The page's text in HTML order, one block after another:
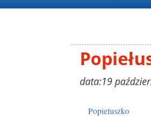
data:19
Popiełuszko